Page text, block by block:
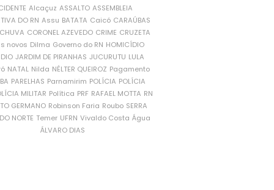
Alcaçuz ASSALTO ASSEMBLEIA
DO RN Assu BATATA Caicó CARAÚBAS
CORONEL AZEVEDO CRIME CRUZETA
novos Dilma Governo do RN HOMICÍDIO
JARDIM DE PIRANHAS JUCURUTU LULA
NATAL Nilda NÉLTER QUEIROZ Pagamento
PARELHAS Parnamirim POLÍCIA POLÍCIA
MILITAR Política PRF RAFAEL MOTTA RN
GERMANO Robinson Faria Roubo SERRA
NORTE Temer UFRN Vivaldo Costa Água
ÁLVARO DIAS